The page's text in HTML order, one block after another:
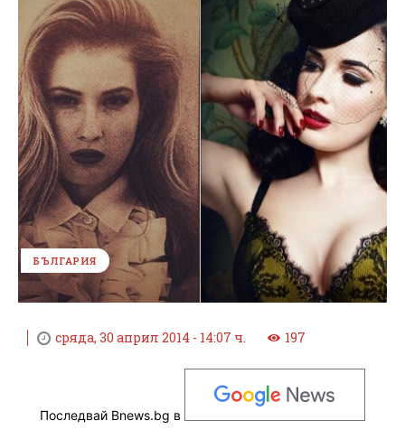
БЪЛГАРИЯ
сряда, 30 април 2014 - 14:07 ч. 197
Последвай Bnews.bg в